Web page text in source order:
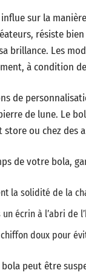
influe sur la
résiste
brillance. Les
à condition
de
de lune. Le
store ou chez des
de votre bola,
la solidité de la
écrin à l’abri de
doux pour
bola peut être